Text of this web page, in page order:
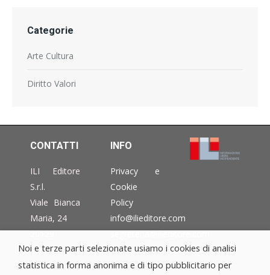
Categorie
Arte Cultura
Diritto Valori
CONTATTI
ILI Editore
S.r.l.
Viale Bianca
Maria, 24
20129
Milano –
Italia
INFO
Privacy e
Cookie
Policy
info@ilieditore.com
segreteria@ilieditore.com
eventi@ilieditore.com
Noi e terze parti selezionate usiamo i cookies di analisi
statistica in forma anonima e di tipo pubblicitario per